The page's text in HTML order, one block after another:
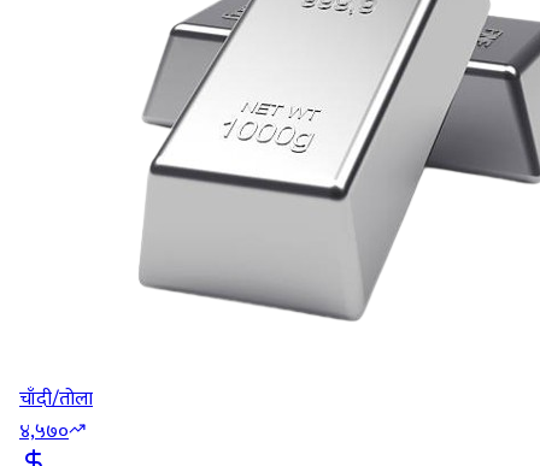
चाँदी/तोला
४,५७०